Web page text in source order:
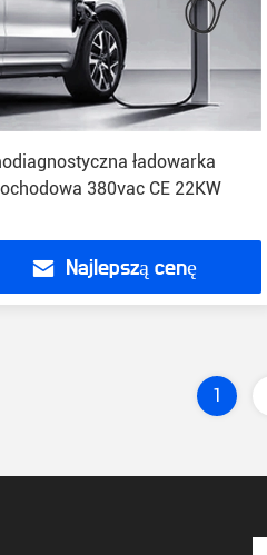
ładowarka
380vac CE 22KW
Najlepszą cenę
1